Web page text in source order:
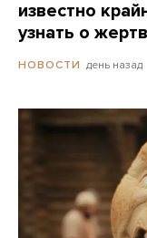
известно
узнать о
НОВОСТИ день назад